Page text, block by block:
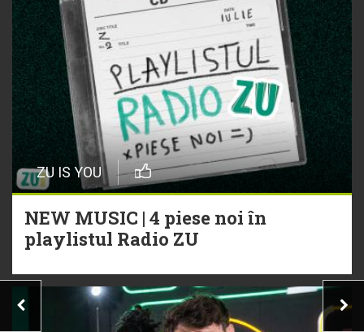
ZU IS YOU
NEW MUSIC | 4 piese noi în
playlistul Radio ZU